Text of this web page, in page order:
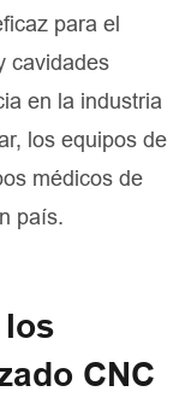
para el
cavidades
en la industria
los equipos de
médicos de
país.
CNC